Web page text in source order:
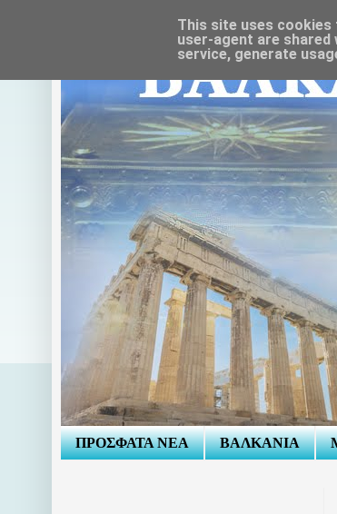
ΠΡΟΣΦΑΤΑ ΝΕΑ ΒΑΛΚΑΝΙΑ
This site uses cookies
user-agent are
service, generate